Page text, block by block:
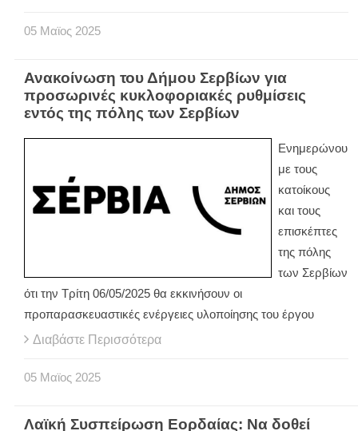
05 Μαϊος 2025
Ανακοίνωση του Δήμου Σερβίων για
προσωρινές κυκλοφοριακές ρυθμίσεις
εντός της πόλης των Σερβίων
Ενημερώνου
με τους
κατοίκους
και τους
επισκέπτες
της πόλης
των Σερβίων
ότι την Τρίτη 06/05/2025 θα εκκινήσουν οι
προπαρασκευαστικές ενέργειες υλοποίησης του έργου
Διαβάστε Περισσότερα
05 Μαϊος 2025
Λαϊκή Συσπείρωση Εορδαίας: Να δοθεί